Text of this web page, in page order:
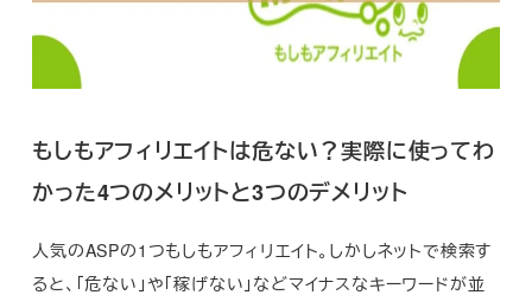
もしもアフィリエイトは危ない？実際に使ってわ
かった4つのメリットと3つのデメリット
人気のASPの1つもしもアフィリエイト。しかしネットで検索す
ると、「危ない」や「稼げない」などマイナスなキーワードが並